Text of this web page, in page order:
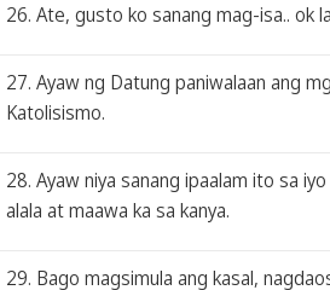
26. Ate, gusto ko sanang mag-isa.. ok
27. Ayaw ng Datung paniwalaan ang
Katolisismo.
28. Ayaw niya sanang ipaalam ito sa
alala at maawa ka sa kanya.
29. Bago magsimula ang kasal,